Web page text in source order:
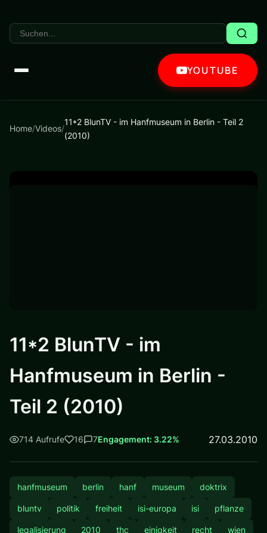
YOUTUBE
Home/Videos/
11*2 BlunTV - im Hanfmuseum in Berlin - Teil 2
(2010)
11*2 BlunTV - im
Hanfmuseum in Berlin -
Teil 2 (2010)
714 Aufrufe 16 7Engagement: 3.22% 27.03.2010
hanfmuseum berlin hanf museum doktrix
bluntv politik freiheit isi-europa isi pflanze
legalisierung 2010 thc einigkeit recht wien